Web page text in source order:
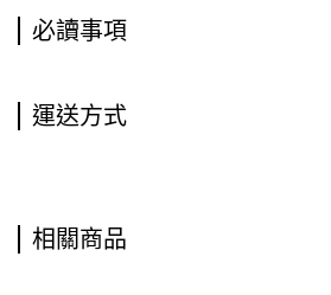
必讀事項
運送方式
相關商品